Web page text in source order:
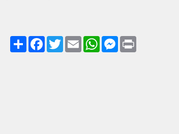
ShareFacebookTwitterEmail
WhatsAppMessenger Print